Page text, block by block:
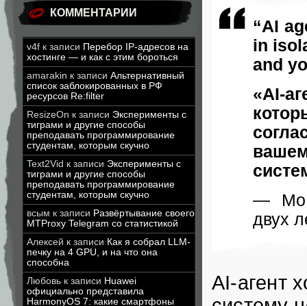
КОММЕНТАРИИ
v4f к записи Перебор IP-адресов на
хостинге — и как с этим бороться
amarakin к записи Альтернативный
список заблокированных в РФ
ресурсов Re:filter
ResizeOn к записи Эксперименты с
тиграми и другие способы
преподавать программирование
студентам, которым скучно
Text2Vid к записи Эксперименты с
тиграми и другие способы
преподавать программирование
студентам, которым скучно
всым к записи Развёртывание своего
MTProxy Telegram со статистикой
Алексей к записи Как я собрал LLM-
печку на 4 GPU, и на что она
способна
Любовь к записи Huawei
официально представила
HarmonyOS 7: какие смартфоны
“AI
in
and
«AI-
— Mo
двух
AI-агент